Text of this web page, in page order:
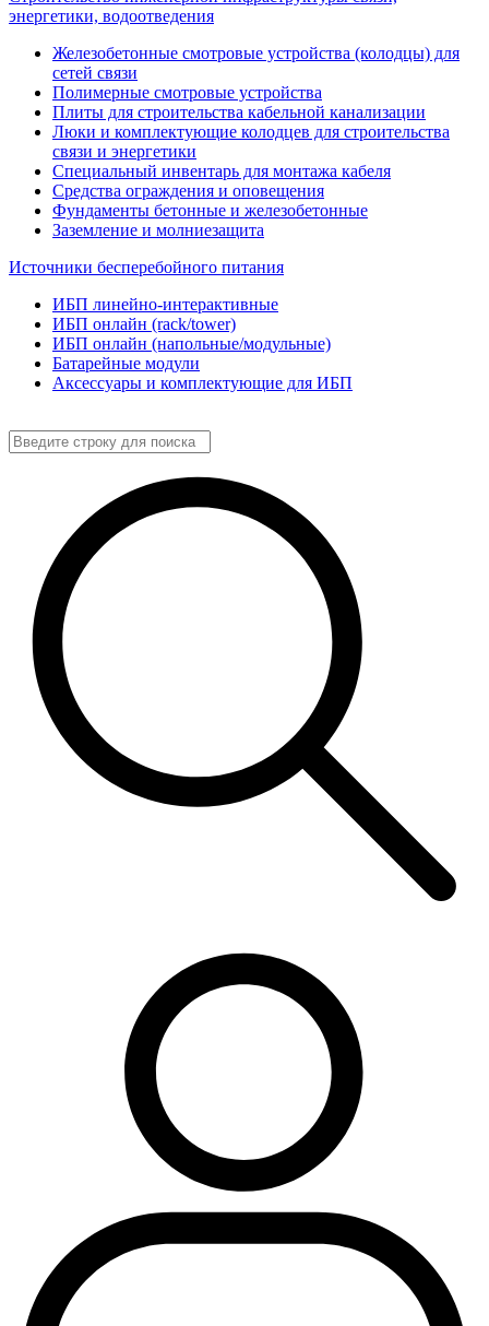
энергетики, водоотведения
Железобетонные смотровые устройства (колодцы) для
сетей связи
Полимерные смотровые устройства
Плиты для строительства кабельной канализации
Люки и комплектующие колодцев для строительства
связи и энергетики
Специальный инвентарь для монтажа кабеля
Средства ограждения и оповещения
Фундаменты бетонные и железобетонные
Заземление и молниезащита
Источники бесперебойного питания
ИБП линейно-интерактивные
ИБП онлайн (rack/tower)
ИБП онлайн (напольные/модульные)
Батарейные модули
Аксессуары и комплектующие для ИБП